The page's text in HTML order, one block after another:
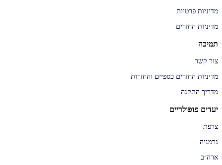
מדיניות פרטיות
מדיניות החזרים
תמיכה
צור קשר
מדיניות החזרים כספיים והחזרות
מדריך התקנה
יעדים פופולריים
צרפת
גרמניה
ארה״ב